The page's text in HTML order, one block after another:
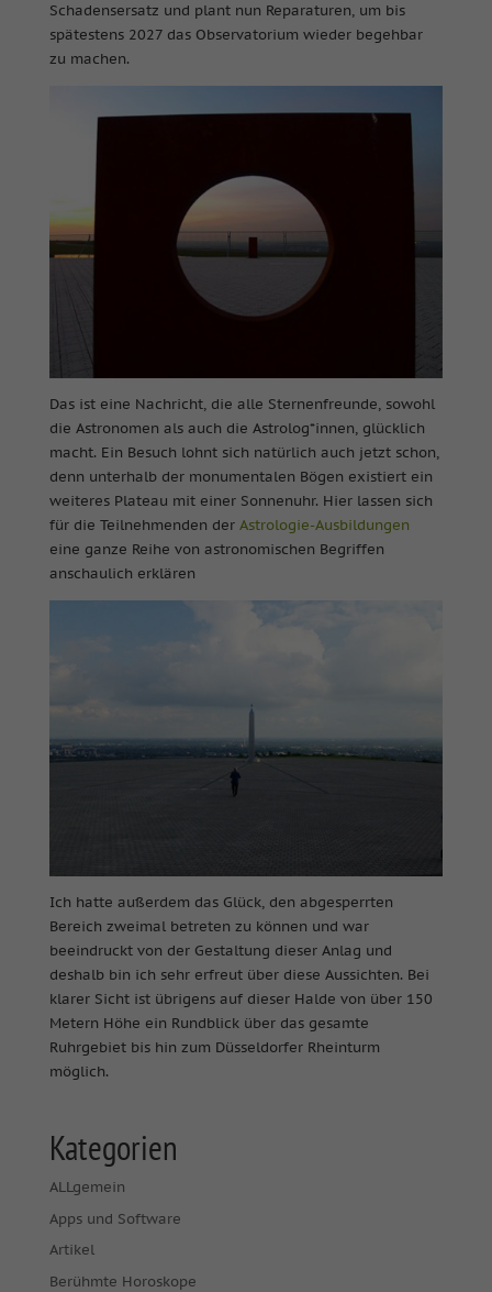
Schadensersatz und plant nun Reparaturen, um bis
spätestens 2027 das Observatorium wieder begehbar
zu machen.
Das ist eine Nachricht, die alle Sternenfreunde, sowohl
die Astronomen als auch die Astrolog*innen, glücklich
macht. Ein Besuch lohnt sich natürlich auch jetzt schon,
denn unterhalb der monumentalen Bögen existiert ein
weiteres Plateau mit einer Sonnenuhr. Hier lassen sich
für die Teilnehmenden der Astrologie-Ausbildungen
eine ganze Reihe von astronomischen Begriffen
anschaulich erklären
Ich hatte außerdem das Glück, den abgesperrten
Bereich zweimal betreten zu können und war
beeindruckt von der Gestaltung dieser Anlag und
deshalb bin ich sehr erfreut über diese Aussichten. Bei
klarer Sicht ist übrigens auf dieser Halde von über 150
Metern Höhe ein Rundblick über das gesamte
Ruhrgebiet bis hin zum Düsseldorfer Rheinturm
möglich.
Kategorien
ALLgemein
Apps und Software
Artikel
Berühmte Horoskope